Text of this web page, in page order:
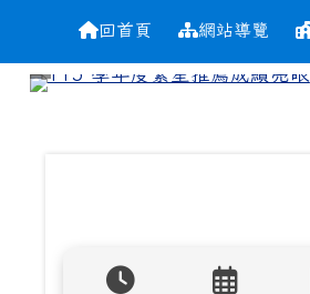
台南市南寧高中
導覽列回首頁 網站導覽